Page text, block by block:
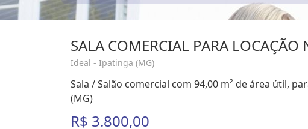
SALA COMERCIAL PARA
Ideal - Ipatinga (MG)
Sala / Salão comercial com 94,00 m² de área útil,
(MG)
R$ 3.800,00